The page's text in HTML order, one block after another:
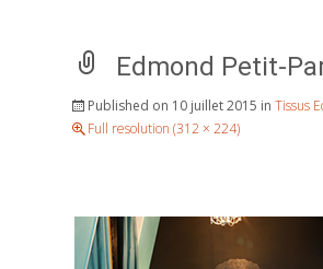
Edmond Petit-
Published on 10 juillet 2015 in Tissus
Full resolution (312 × 224)